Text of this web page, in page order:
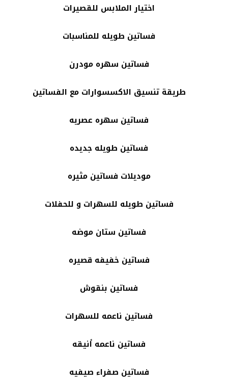
اختيار الملابس للقصيرات
فساتين طويله للمناسبات
فساتين سهره مودرن
طريقة تنسيق الاكسسوارات مع الفساتين
فساتين سهره عصريه
فساتين طويله جديده
موديلات فساتين مثيره
فساتين طويله للسهرات و للحفلات
فساتين ستان موضه
فساتين خفيفه قصيره
فساتين بنقوش
فساتين ناعمه للسهرات
فساتين ناعمه أنيقه
فساتين صفراء صيفيه